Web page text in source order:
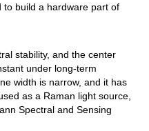
to build a hardware part of
stability, and the center
under long-term
width is narrow, and it has
as a Raman light source,
Spectral and Sensing